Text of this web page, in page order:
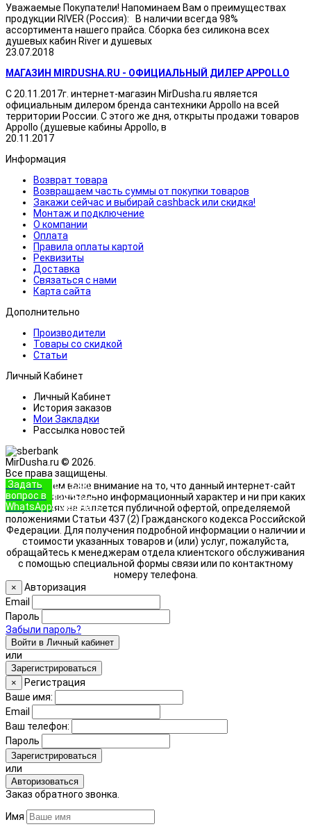
Уважаемые Покупатели! Напоминаем Вам о преимуществах
продукции RIVER (Россия): В наличии всегда 98%
ассортимента нашего прайса. Сборка без силикона всех
душевых кабин River и душевых
23.07.2018
МАГАЗИН MIRDUSHA.RU - ОФИЦИАЛЬНЫЙ ДИЛЕР APPOLLO
С 20.11.2017г. интернет-магазин MirDusha.ru является
официальным дилером бренда сантехники Appollo на всей
территории России. С этого же дня, открыты продажи товаров
Appollo (душевые кабины Appollo, в
20.11.2017
Информация
Возврат товара
Возвращаем часть суммы от покупки товаров
Закажи сейчас и выбирай cashback или скидка!
Монтаж и подключение
О компании
Оплата
Правила оплаты картой
Реквизиты
Доставка
Связаться с нами
Карта сайта
Дополнительно
Производители
Товары со скидкой
Статьи
Личный Кабинет
Личный Кабинет
История заказов
Мои Закладки
Рассылка новостей
MirDusha.ru © 2026.
Все права защищены.
Обращаем ваше внимание на то, что данный интернет-сайт
носит исключительно информационный характер и ни при каких
условиях не является публичной офертой, определяемой
положениями Статьи 437 (2) Гражданского кодекса Российской
Федерации. Для получения подробной информации о наличии и
стоимости указанных товаров и (или) услуг, пожалуйста,
обращайтесь к менеджерам отдела клиентского обслуживания
с помощью специальной формы связи или по контактному
номеру телефона.
Задать
вопрос в
WhatsApp
+7 (933)
888-8322
Позвонить
×
Авторизация
Email
Пароль
Забыли пароль?
Войти в Личный кабинет
или
Зарегистрироваться
×
Регистрация
Ваше имя:
Email
Ваш телефон:
Пароль
Зарегистрироваться
или
Авторизоваться
Заказ обратного звонка.
Имя